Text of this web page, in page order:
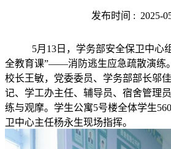
发布时间 : 2025-
5月13日，学务部安全保卫中心
全教育课”——消防逃生应急疏散演练
校长王敏，党委委员、学务部部长邬
记、学工办主任、辅导员、宿舍管理
练与观摩。学生公寓5号楼全体学生
卫中心主任杨永生现场指挥。